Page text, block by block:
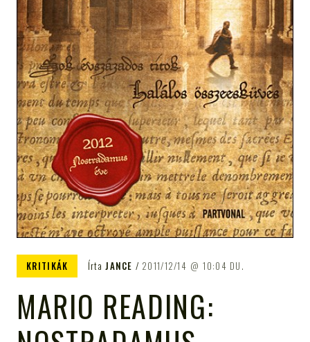
KRITIKÁK ÍrtaJANCE 2011/12/14 10:04 DU.
MARIO READING: